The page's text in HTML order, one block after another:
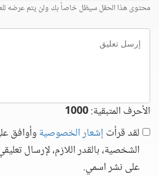
محتوى هذا الحقل سيظل خاصاً بك ولن يتم عرضه
إرسل
تعليق
الأحرف المتبقية:1000
لقد قرأت إشعار الخصوصيةوأوافق
الشخصية، بالقدر اللازم، لإرسال
على نشر اسمي.